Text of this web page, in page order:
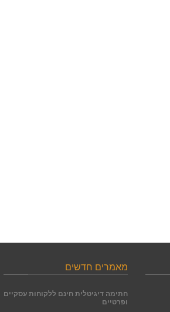
מאמרים חדשים
חתימה דיגיטלית חינם ללקוחות עסקיים
ופרטיים